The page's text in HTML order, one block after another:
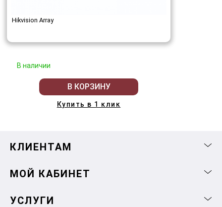
Hikvision Array
В наличии
В КОРЗИНУ
Купить в 1 клик
КЛИЕНТАМ
МОЙ КАБИНЕТ
УСЛУГИ